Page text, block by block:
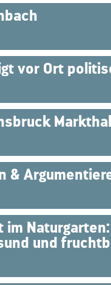
vor Ort
&
im Naturgarten:
und